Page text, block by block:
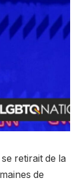
retirait de la
de